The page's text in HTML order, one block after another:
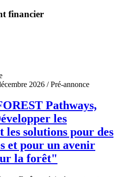
financier
2026 / Pré-annonce
Pathways,
les
les solutions pour des
et pour un avenir
la forêt"